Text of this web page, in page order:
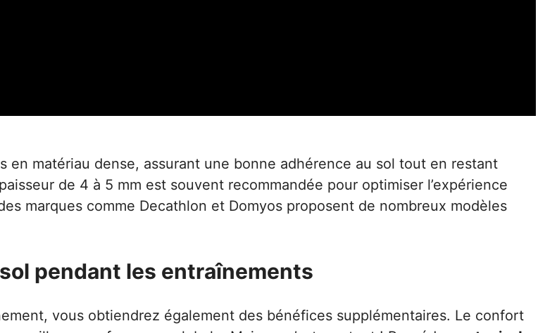
en matériau dense, assurant une bonne adhérence au sol tout en restant
de 4 à 5 mm est souvent recommandée pour optimiser l’expérience
marques comme Decathlon et Domyos proposent de nombreux modèles
pendant les entraînements
vous obtiendrez également des bénéfices supplémentaires. Le confort